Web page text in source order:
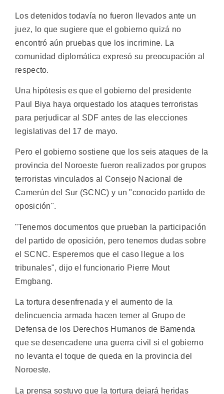
Los detenidos todavía no fueron llevados ante un
juez, lo que sugiere que el gobierno quizá no
encontró aún pruebas que los incrimine. La
comunidad diplomática expresó su preocupación al
respecto.
Una hipótesis es que el gobierno del presidente
Paul Biya haya orquestado los ataques terroristas
para perjudicar al SDF antes de las elecciones
legislativas del 17 de mayo.
Pero el gobierno sostiene que los seis ataques de la
provincia del Noroeste fueron realizados por grupos
terroristas vinculados al Consejo Nacional de
Camerún del Sur (SCNC) y un "conocido partido de
oposición".
"Tenemos documentos que prueban la participación
del partido de oposición, pero tenemos dudas sobre
el SCNC. Esperemos que el caso llegue a los
tribunales", dijo el funcionario Pierre Mout
Emgbang.
La tortura desenfrenada y el aumento de la
delincuencia armada hacen temer al Grupo de
Defensa de los Derechos Humanos de Bamenda
que se desencadene una guerra civil si el gobierno
no levanta el toque de queda en la provincia del
Noroeste.
La prensa sostuvo que la tortura dejará heridas